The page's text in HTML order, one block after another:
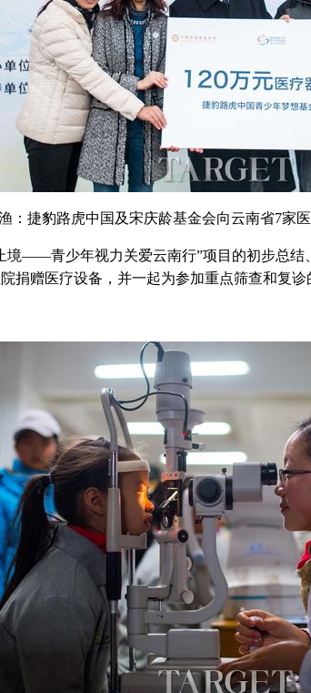
：捷豹路虎中国及宋庆龄基金会向云南省7家
——青少年视力关爱云南行”项目的初步总结
捐赠医疗设备，并一起为参加重点筛查和复诊